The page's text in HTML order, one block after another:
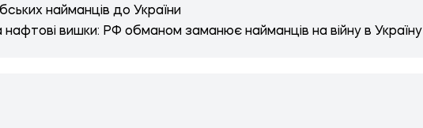
найманців до України
вишки: РФ обманом заманює найманців на війну в Україну